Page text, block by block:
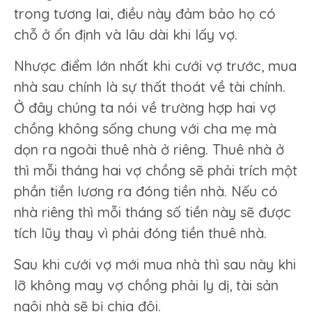
trong tương lai, điều này đảm bảo họ có
chỗ ở ổn định và lâu dài khi lấy vợ.
Nhược điểm lớn nhất khi cưới vợ trước, mua
nhà sau chính là sự thất thoát về tài chính.
Ở đây chúng ta nói về trường hợp hai vợ
chồng không sống chung với cha mẹ mà
dọn ra ngoài thuê nhà ở riêng. Thuê nhà ở
thì mỗi tháng hai vợ chồng sẽ phải trích một
phần tiền lương ra đóng tiền nhà. Nếu có
nhà riêng thì mỗi tháng số tiền này sẽ được
tích lũy thay vì phải đóng tiền thuê nhà.
Sau khi cưới vợ mới mua nhà thì sau này khi
lỡ không may vợ chồng phải ly dị, tài sản
ngôi nhà sẽ bị chia đôi.